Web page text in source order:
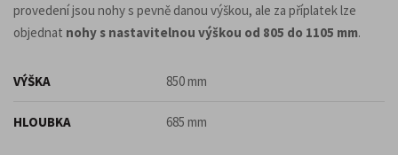
provedení jsou nohy s pevně danou výškou, ale za příplatek lze
objednat nohy s nastavitelnou výškou od 805 do 1105 mm.
VÝŠKA 850 mm
HLOUBKA 685 mm